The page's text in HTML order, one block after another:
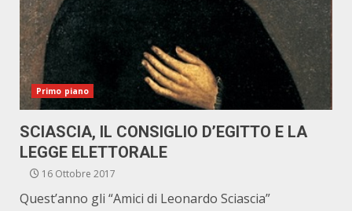
Primo piano
SCIASCIA, IL CONSIGLIO D’EGITTO E LA
LEGGE ELETTORALE
16 Ottobre 2017
Quest’anno gli “Amici di Leonardo Sciascia”